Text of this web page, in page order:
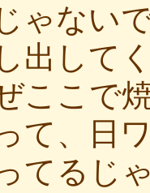
ゃない
出して
ぜここで
って、日
てるじ